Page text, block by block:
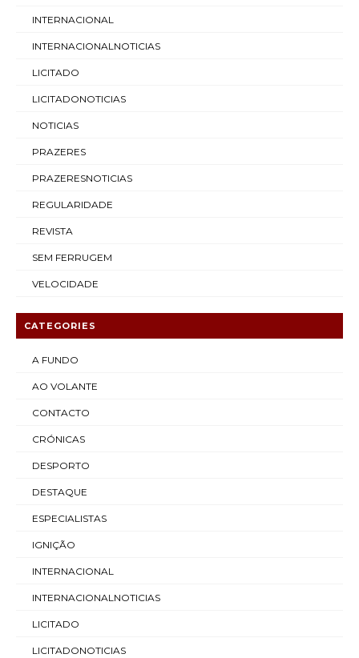
INTERNACIONAL
INTERNACIONALNOTICIAS
LICITADO
LICITADONOTICIAS
NOTICIAS
PRAZERES
PRAZERESNOTICIAS
REGULARIDADE
REVISTA
SEM FERRUGEM
VELOCIDADE
CATEGORIES
A FUNDO
AO VOLANTE
CONTACTO
CRÓNICAS
DESPORTO
DESTAQUE
ESPECIALISTAS
IGNIÇÃO
INTERNACIONAL
INTERNACIONALNOTICIAS
LICITADO
LICITADONOTICIAS